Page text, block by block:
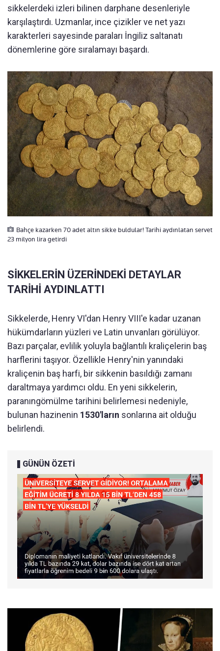
sikkelerdeki izleri bilinen darphane desenleriyle
karşılaştırdı. Uzmanlar, ince çizikler ve net yazı
karakterleri sayesinde paraları İngiliz saltanatı
dönemlerine göre sıralamayı başardı.
Bahçe kazarken 70 adet altın sikke buldular! Tarihi aydınlatan servet
23 milyon lira getirdi
SİKKELERİN ÜZERİNDEKİ DETAYLAR
TARİHİ AYDINLATTI
Sikkelerde, Henry VI'dan Henry VIII'e kadar uzanan
hükümdarların yüzleri ve Latin unvanları görülüyor.
Bazı parçalar, evlilik yoluyla bağlantılı kraliçelerin baş
harflerini taşıyor. Özellikle Henry'nin yanındaki
kraliçenin baş harfi, bir sikkenin basıldığı zamanı
daraltmaya yardımcı oldu. En yeni sikkelerin,
paranıngömülme tarihini belirlemesi nedeniyle,
bulunan hazinenin 1530'ların sonlarına ait olduğu
belirlendi.
GÜNÜN ÖZETİ